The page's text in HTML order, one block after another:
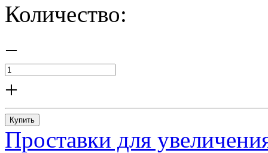
Количество:
−
+
Купить
Проставки для